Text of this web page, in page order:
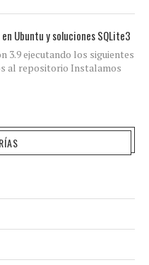
Ubuntu y soluciones SQLite3
3.9 ejecutando los siguientes
al repositorio Instalamos